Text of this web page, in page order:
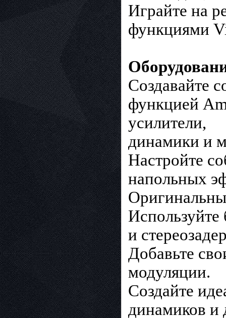
Играйте на
функциями
Создавайте
функцией
усилители,
динамики и
Настройте
напольных
и
Добавьте
модуляции.
Создайте
динамиков и